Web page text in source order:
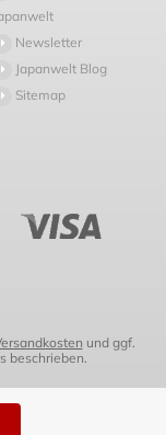
Newsletter
Japanwelt Blog
Sitemap
und ggf.
beschrieben.